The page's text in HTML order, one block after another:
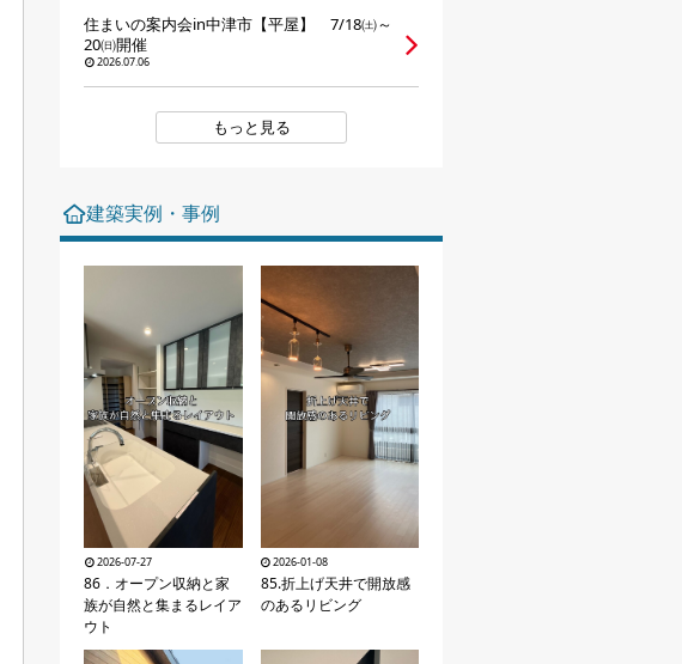
企業情報
住まいの案内会in中津市【平屋】 7/18㈯～
20㈰開催
2026.07.06
もっと見る
建築実例・事例
2026-07-27
86．オープン収納と家
族が自然と集まるレイア
ウト
2026-01-08
85.折上げ天井で開放感
のあるリビング